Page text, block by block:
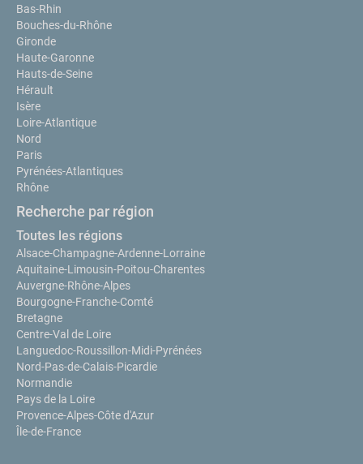
Bas-Rhin
Bouches-du-Rhône
Gironde
Haute-Garonne
Hauts-de-Seine
Hérault
Isère
Loire-Atlantique
Nord
Paris
Pyrénées-Atlantiques
Rhône
Recherche par région
Toutes les régions
Alsace-Champagne-Ardenne-Lorraine
Aquitaine-Limousin-Poitou-Charentes
Auvergne-Rhône-Alpes
Bourgogne-Franche-Comté
Bretagne
Centre-Val de Loire
Languedoc-Roussillon-Midi-Pyrénées
Nord-Pas-de-Calais-Picardie
Normandie
Pays de la Loire
Provence-Alpes-Côte d'Azur
Île-de-France